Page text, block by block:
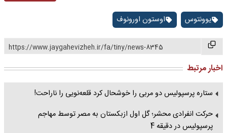
یوونتوس اوستون اورونوف
https://www.jaygahevizheh.ir/fa/tiny/news-8345
اخبار مرتبط
ستاره پرسپولیس دو مربی را خوشحال کرد قلعه‌نویی را ناراحت!
حرکت انفرادی محشر؛ گل اول ازبکستان به مصر توسط مهاجم
پرسپولیس در دقیقه 4